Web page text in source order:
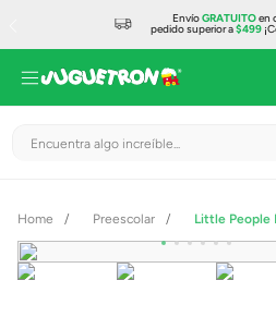
EnvíoGRATUITOen
pedido superior a$499
Encuentra algo increíble...
Preescolar